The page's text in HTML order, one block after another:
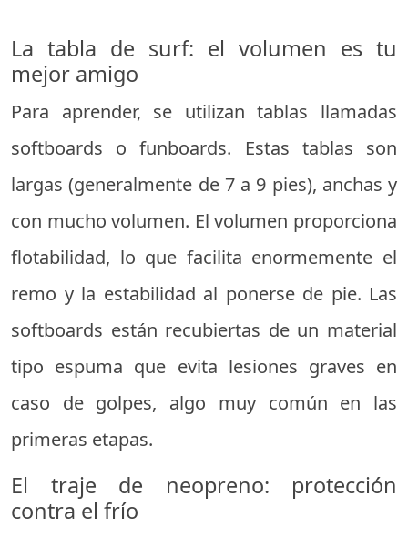
La tabla de surf: el volumen es tu
mejor amigo
Para aprender, se utilizan tablas llamadas
softboards o funboards. Estas tablas son
largas (generalmente de 7 a 9 pies), anchas y
con mucho volumen. El volumen proporciona
flotabilidad, lo que facilita enormemente el
remo y la estabilidad al ponerse de pie. Las
softboards están recubiertas de un material
tipo espuma que evita lesiones graves en
caso de golpes, algo muy común en las
primeras etapas.
El traje de neopreno: protección
contra el frío